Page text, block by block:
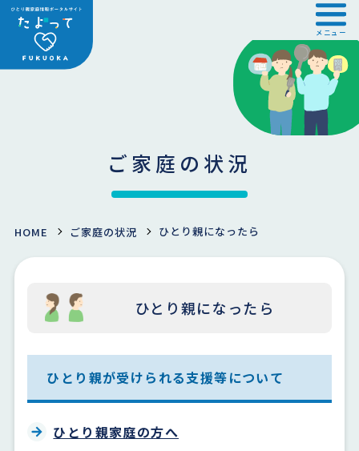
メニュー
ご家庭の状況
HOME ご家庭の状況 ひとり親になったら
ひとり親になったら
ひとり親が受けられる支援等について
ひとり親家庭の方へ